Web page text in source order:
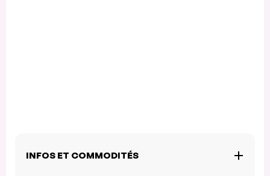
INFOS ET COMMODITÉS